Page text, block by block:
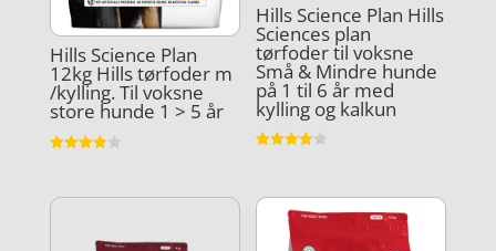
Hills Science Plan
12kg Hills tørfoder m
/kylling. Til voksne
store hunde 1 > 5 år
Hills Science Plan Hills
Sciences plan
tørfoder til voksne
Små & Mindre hunde
på 1 til 6 år med
kylling og kalkun